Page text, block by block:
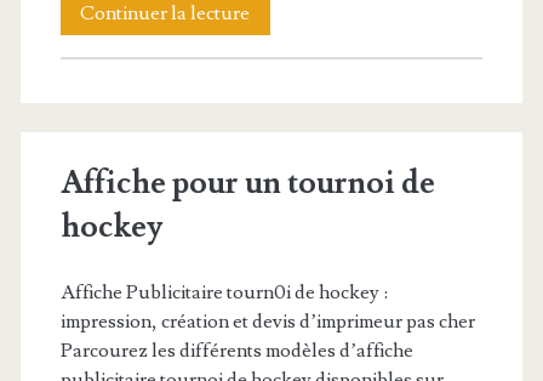
Continuer la lecture
publicitaire
ski
Affiche pour un tournoi de
hockey
Affiche Publicitaire tourn0i de hockey :
impression, création et devis d’imprimeur pas cher
Parcourez les différents modèles d’affiche